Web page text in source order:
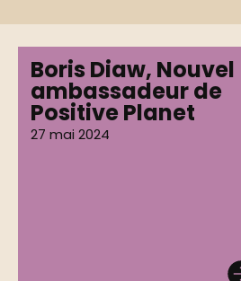
Boris Diaw, Nouvel
ambassadeur de
Positive Planet
27 mai 2024